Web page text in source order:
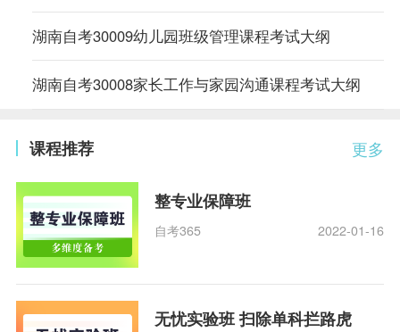
湖南自考30009幼儿园班级管理课程考试大纲
湖南自考30008家长工作与家园沟通课程考试大纲
更多
课程推荐
整专业保障班
自考365 2022-01-16
无忧实验班 扫除单科拦路虎